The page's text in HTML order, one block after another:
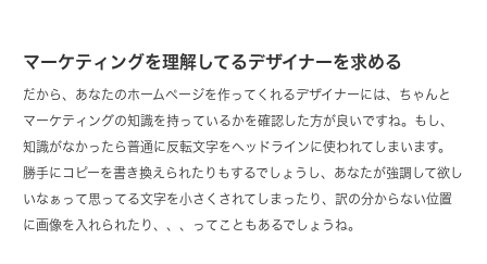
マーケティングを理解してるデザイナーを求める
だから、あなたのホームページを作ってくれるデザイナーには、ちゃんと
マーケティングの知識を持っているかを確認した方が良いですね。もし、
知識がなかったら普通に反転文字をヘッドラインに使われてしまいます。
勝手にコピーを書き換えられたりもするでしょうし、あなたが強調して欲し
いなぁって思ってる文字を小さくされてしまったり、訳の分からない位置
に画像を入れられたり、、、ってこともあるでしょうね。